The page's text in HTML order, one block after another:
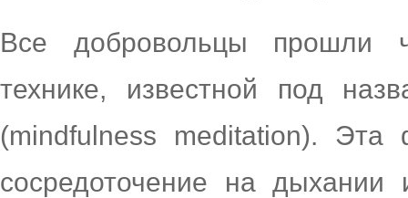
Все добровольцы прошли
технике, известной под
(mindfulness meditation). Эта
сосредоточение на